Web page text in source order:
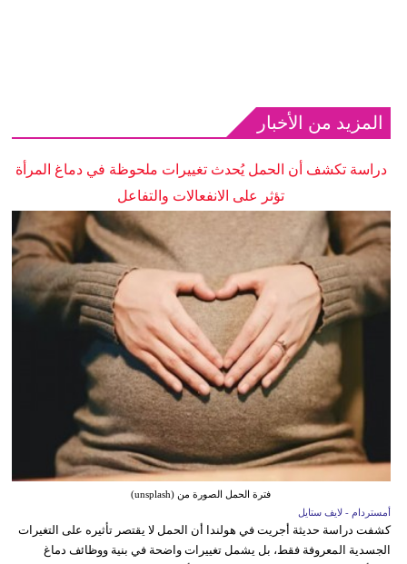
المزيد من الأخبار
دراسة تكشف أن الحمل يُحدث تغييرات ملحوظة في دماغ المرأة
تؤثر على الانفعالات والتفاعل
فترة الحمل الصورة من (unsplash)
أمستردام - لايف ستايل
كشفت دراسة حديثة أجريت في هولندا أن الحمل لا يقتصر تأثيره على التغيرات
الجسدية المعروفة فقط، بل يشمل تغييرات واضحة في بنية ووظائف دماغ